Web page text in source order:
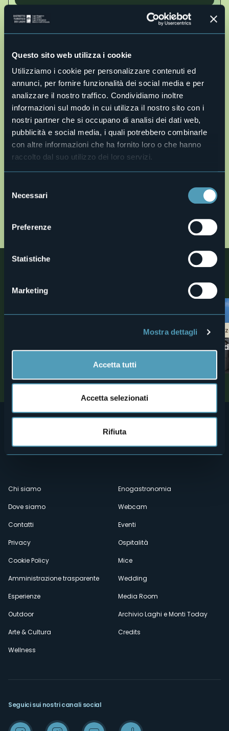
Questo sito web utilizza i cookie
Utilizziamo i cookie per personalizzare contenuti ed
annunci, per fornire funzionalità dei social media e per
analizzare il nostro traffico. Condividiamo inoltre
informazioni sul modo in cui utilizza il nostro sito con i
nostri partner che si occupano di analisi dei dati web,
pubblicità e social media, i quali potrebbero combinarle
con altre informazioni che ha fornito loro o che hanno
raccolto dal suo utilizzo dei loro servizi.
delNecessari
Preferenze
Statistiche
Marketing
Mostra dettagli
Accetta tutti
Accetta selezionati
Rifiuta
Apri mappa
o79-alpe-cortino-mtb.gpx
Description fr
MAP
Scoprite luoghi, esperienze e attività nelle vicine località
0
Museo archeologico della
Borghi
Malesco - Borgo
Menù
secondario
Chi siamo
Dove siamo
Contatti
Privacy
Cookie Policy
Amministrazione trasparente
Esperienze
Outdoor
Arte & Cultura
Wellness
Enogastronomia
Webcam
Eventi
Ospitalità
Mice
Wedding
Media Room
Archivio Laghi e Monti Today
Credits
Seguici sui nostri canali social